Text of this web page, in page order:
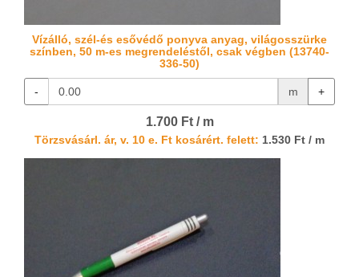
Vízálló, szél-és esővédő ponyva anyag, világosszürke
színben, 50 m-es megrendeléstől, csak végben (13740-
336-50)
- m +
1.700 Ft / m
Törzsvásárl. ár, v. 10 e. Ft kosárért. felett: 1.530 Ft / m